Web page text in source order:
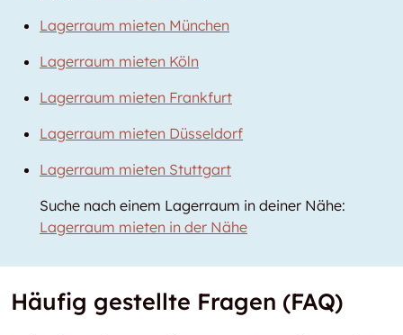
Lagerraum mieten München
Lagerraum mieten Köln
Lagerraum mieten Frankfurt
Lagerraum mieten Düsseldorf
Lagerraum mieten Stuttgart
Suche nach einem Lagerraum in deiner Nähe:
Lagerraum mieten in der Nähe
Häufig gestellte Fragen (FAQ)